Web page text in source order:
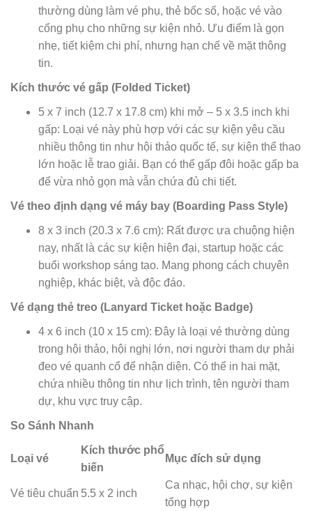
thường dùng làm vé phụ, thẻ bốc số, hoặc vé vào
cổng phụ cho những sự kiện nhỏ. Ưu điểm là gọn
nhẹ, tiết kiệm chi phí, nhưng hạn chế về mặt thông
tin.
Kích thước vé gấp (Folded Ticket)
5 x 7 inch (12.7 x 17.8 cm) khi mở – 5 x 3.5 inch khi
gấp: Loại vé này phù hợp với các sự kiện yêu cầu
nhiều thông tin như hội thảo quốc tế, sự kiện thể thao
lớn hoặc lễ trao giải. Bạn có thể gấp đôi hoặc gấp ba
để vừa nhỏ gọn mà vẫn chứa đủ chi tiết.
Vé theo định dạng vé máy bay (Boarding Pass Style)
8 x 3 inch (20.3 x 7.6 cm): Rất được ưa chuộng hiện
nay, nhất là các sự kiện hiện đại, startup hoặc các
buổi workshop sáng tạo. Mang phong cách chuyên
nghiệp, khác biệt, và độc đáo.
Vé dạng thẻ treo (Lanyard Ticket hoặc Badge)
4 x 6 inch (10 x 15 cm): Đây là loại vé thường dùng
trong hội thảo, hội nghị lớn, nơi người tham dự phải
đeo vé quanh cổ để nhận diện. Có thể in hai mặt,
chứa nhiều thông tin như lịch trình, tên người tham
dự, khu vực truy cập.
So Sánh Nhanh
Loại vé
Kích thước phổ
biến
Mục đích sử dụng
Vé tiêu chuẩn 5.5 x 2 inch
Ca nhạc, hội chợ, sự kiện
tổng hợp